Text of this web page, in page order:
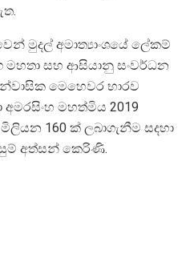
මුදල් අමාත්‍යාංශයේ ලේකම්
මහතා සහ ආසියානු සංවර්ධන
මෙහෙවර භාරව
මහත්මිය 2019
160 ක් ලබාගැනීම සදහා
අත්සන් කෙරිණි.